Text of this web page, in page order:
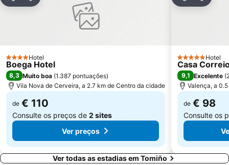
Praia de Lapamán
Castelo de Salvaterra
Monasterio da Armenteira
Cascata do Arado
4 Estrelas
Hotel
Boega Hotel
8,3 Muito boa (1.387 pontuações)
Vila Nova de Cerveira, a 2.7 km de Centro da cidade
de € 110
Consulte os preços de 2 sites
Ver preços
5 EstrelasHotel
Casa
9,1 Excelente (
Valença, a
de € 98
Consulte os
Ver todas as estadias em Tomiño